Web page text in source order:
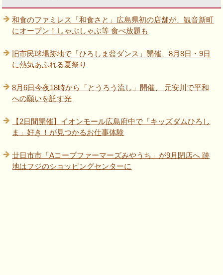
和食のファミレス「和食さと」広島県初の店舗が、観音新町
にオープン！しゃぶしゃぶ等 食べ放題も
旧市民球場跡地で「ひろしま盆ダンス」開催、8月8日・9日
に熱気あふれる夏祭り
8月6日今夜18時から「とうろう流し」開催、 元安川で平和
への願いを託す光
【2日間開催】イオンモール広島府中で「キッズダムひろし
ま」好き！が見つかるお仕事体験
廿日市市「Aコープファーマーズみやうち」が9月閉店へ 跡
地はフジのショッピングセンターに